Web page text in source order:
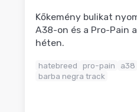
Kőkemény bulikat
A38-on és a Pro-Pain
héten.
hatebreed pro-pain a38
barba negra track